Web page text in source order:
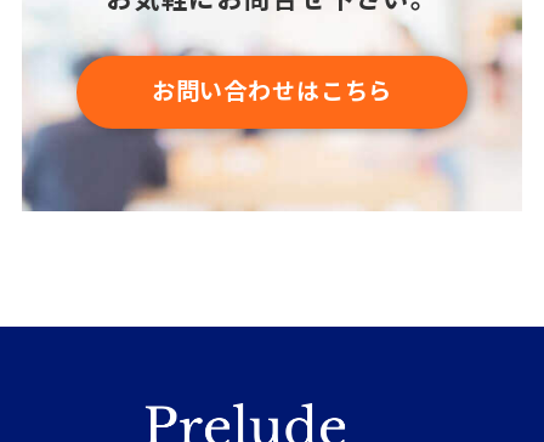
お問い合わせはこちら